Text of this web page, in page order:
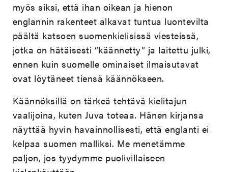
myös siksi, että ihan oikean ja hienon
englannin rakenteet alkavat tuntua luontevilta
päältä katsoen suomenkielisissä viesteissä,
jotka on hätäisesti ”käännetty” ja laitettu julki,
ennen kuin suomelle ominaiset ilmaisutavat
ovat löytäneet tiensä käännökseen.
Käännöksillä on tärkeä tehtävä kielitajun
vaalijoina, kuten Juva toteaa. Hänen kirjansa
näyttää hyvin havainnollisesti, että englanti ei
kelpaa suomen malliksi. Me menetämme
paljon, jos tyydymme puolivillaiseen